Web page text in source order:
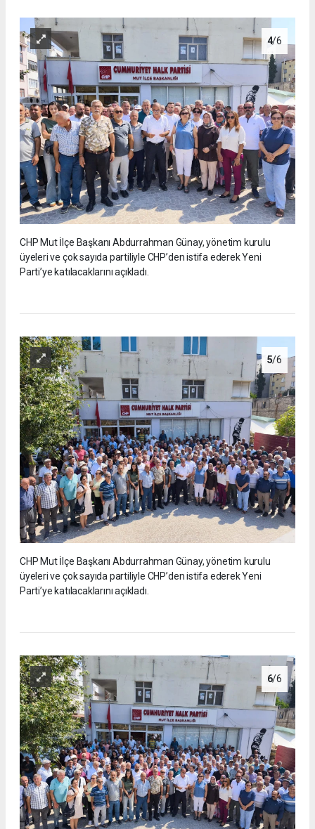
4/6
CHP Mut İlçe Başkanı Abdurrahman Günay, yönetim kurulu
üyeleri ve çok sayıda partiliyle CHP’den istifa ederek Yeni
Parti’ye katılacaklarını açıkladı.
5/6
CHP Mut İlçe Başkanı Abdurrahman Günay, yönetim kurulu
üyeleri ve çok sayıda partiliyle CHP’den istifa ederek Yeni
Parti’ye katılacaklarını açıkladı.
6/6